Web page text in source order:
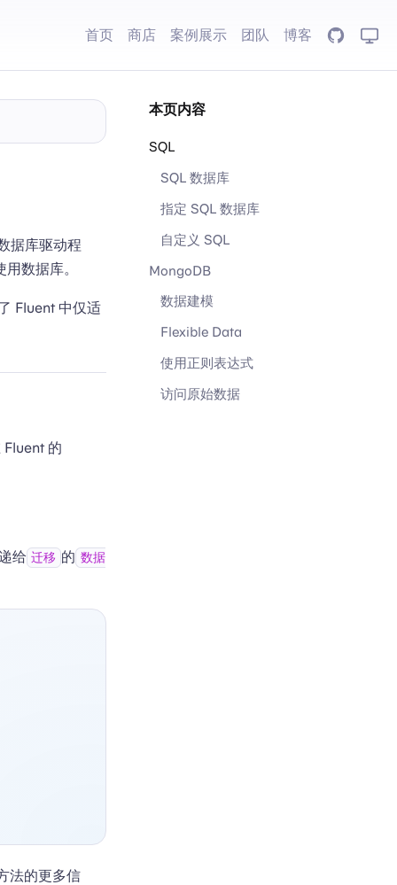
首页 商店 案例展示 团队 博客 GitHub
据库驱动程
数据库。
Fluent 中仅适
的
给 迁移 的 数据
法的更多信
本页内容
SQL
SQL 数据库
指定 SQL 数据库
自定义 SQL
MongoDB
数据建模
Flexible Data
使用正则表达式
访问原始数据